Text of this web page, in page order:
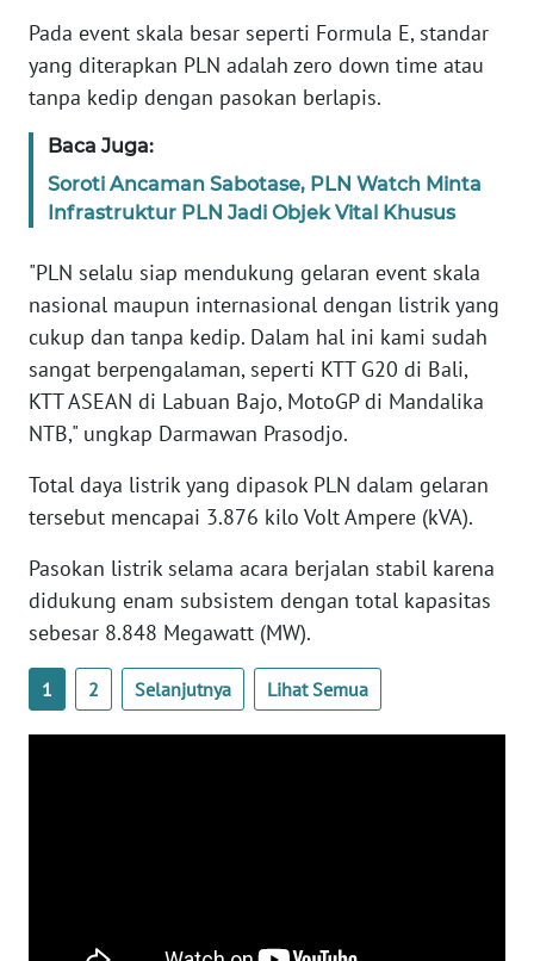
Pada event skala besar seperti Formula E, standar
yang diterapkan PLN adalah zero down time atau
tanpa kedip dengan pasokan berlapis.
Baca Juga:
Soroti Ancaman Sabotase, PLN Watch Minta
Infrastruktur PLN Jadi Objek Vital Khusus
"PLN selalu siap mendukung gelaran event skala
nasional maupun internasional dengan listrik yang
cukup dan tanpa kedip. Dalam hal ini kami sudah
sangat berpengalaman, seperti KTT G20 di Bali,
KTT ASEAN di Labuan Bajo, MotoGP di Mandalika
NTB," ungkap Darmawan Prasodjo.
Total daya listrik yang dipasok PLN dalam gelaran
tersebut mencapai 3.876 kilo Volt Ampere (kVA).
Pasokan listrik selama acara berjalan stabil karena
didukung enam subsistem dengan total kapasitas
sebesar 8.848 Megawatt (MW).
1 2 Selanjutnya Lihat Semua
WN
NTT
WN
KEPRI
WN
PAPUA
WN
PAPUA
BARAT
WN
RIAU
WN
SERAMBI
WN
JAMBI
WN
SULTRA
SULBAR